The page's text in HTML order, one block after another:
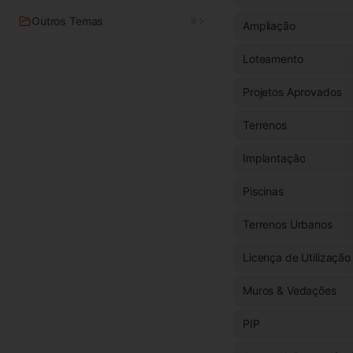
Outros Temas Ampliação
Loteamento
Projetos Aprovados
Terrenos
Implantação
Piscinas
Terrenos Urbanos
Licença de Utilização
Muros & Vedações
PIP